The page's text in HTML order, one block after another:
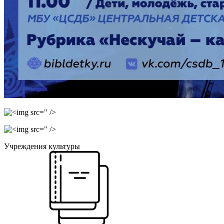
" />
" />
Учреждения культуры